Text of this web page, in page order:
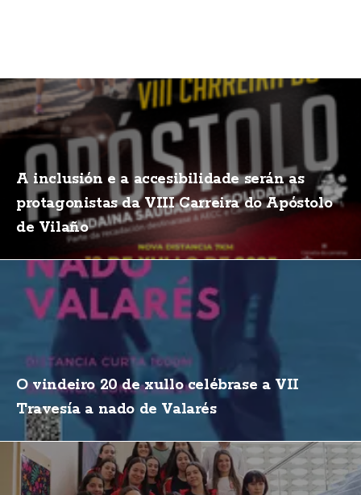
A inclusión e a accesibilidade serán as
protagonistas da VIII Carreira do Apóstolo
de Vilaño
O vindeiro 20 de xullo celébrase a VII
Travesía a nado de Valarés